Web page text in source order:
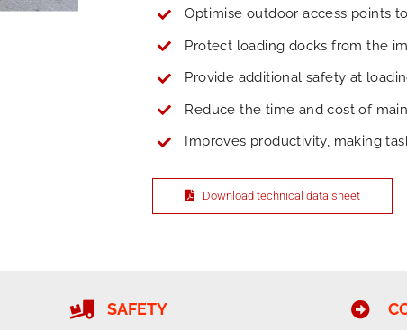
Optimise outdoor access points
Protect loading docks from the
Provide additional safety at
Reduce the time and cost of
Improves productivity, making
Download technical data sheet
SAFETY